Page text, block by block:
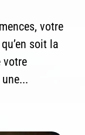
votre
soit la
votre